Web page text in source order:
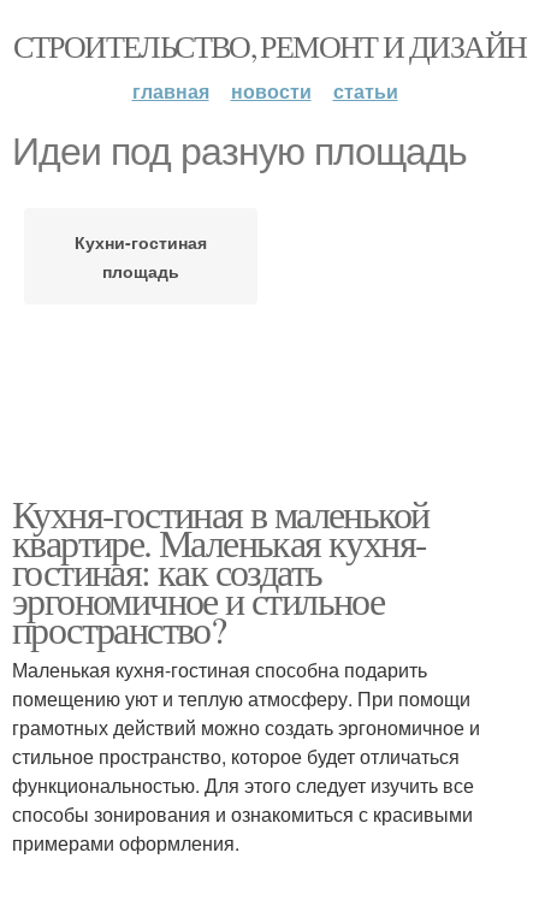
СТРОИТЕЛЬСТВО, РЕМОНТ И ДИЗАЙН
главная новости статьи
Идеи под разную площадь
Кухни-гостиная
площадь
Кухня-гостиная в маленькой
квартире. Маленькая кухня-
гостиная: как создать
эргономичное и стильное
пространство?
Маленькая кухня-гостиная способна подарить
помещению уют и теплую атмосферу. При помощи
грамотных действий можно создать эргономичное и
стильное пространство, которое будет отличаться
функциональностью. Для этого следует изучить все
способы зонирования и ознакомиться с красивыми
примерами оформления.